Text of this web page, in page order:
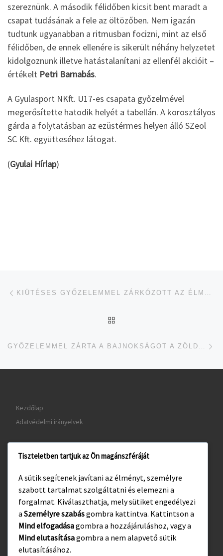
szereznünk. A második félidőben kicsit bent maradt a
csapat tudásának a fele az öltözőben. Nem igazán
tudtunk ugyanabban a ritmusban focizni, mint az első
félidőben, de ennek ellenére is sikerült néhány helyzetet
kidolgoznunk illetve hatástalanítani az ellenfél akcióit –
értékelt Petri Barnabás.
A Gyulasport NKft. U17-es csapata győzelmével
megerősítette hatodik helyét a tabellán. A korosztályos
gárda a folytatásban az ezüstérmes helyen álló SZeol
SC Kft. együtteséhez látogat.
(Gyulai Hírlap)
Navigálás a bejegyzések között KIÜTÉSES GYŐZELEMMEL ZÁRKÓZOTT AZ ÉLMEZŐNYHÖZ AZ U19-ES FOCICSAPAT
GYŐZELEMMEL ZÁRTA A BAJNOKSÁGOT A ZÖLDI-TÓTH-CSAPAT
Kezdőlap
Adatvédelmi irányelvek
www.visitgyula.com
www.gyulakult.hu
Facebook Instagram
Tiszteletben tartjuk az Ön magánszféráját
A sütik segítenek javítani az élményt, személyre
szabott tartalmat szolgáltatni és elemezni a
forgalmat. Kiválaszthatja, mely sütiket engedélyezi
a Személyre szabásgombra kattintva. Kattintson a
Mind elfogadásagombra a hozzájáruláshoz, vagy a
Mind elutasításagombra a nem alapvető sütik
elutasításához.